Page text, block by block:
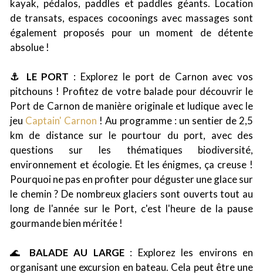
kayak, pédalos, paddles et paddles géants. Location
de transats, espaces cocoonings avec massages sont
également proposés pour un moment de détente
absolue !
⚓ LE PORT : Explorez le port de Carnon avec vos
pitchouns ! Profitez de votre balade pour découvrir le
Port de Carnon de manière originale et ludique avec le
jeu Captain' Carnon ! Au programme : un sentier de 2,5
km de distance sur le pourtour du port, avec des
questions sur les thématiques biodiversité,
environnement et écologie. Et les énigmes, ça creuse !
Pourquoi ne pas en profiter pour déguster une glace sur
le chemin ? De nombreux glaciers sont ouverts tout au
long de l'année sur le Port, c'est l'heure de la pause
gourmande bien méritée !
🌊 BALADE AU LARGE: Explorez les environs en
organisant une excursion en bateau. Cela peut être une